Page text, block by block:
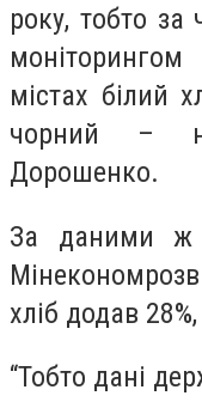
року, тобто за
містах білий
чорний –
Дорошенко.
За даними ж
хліб додав
“Тобто дані